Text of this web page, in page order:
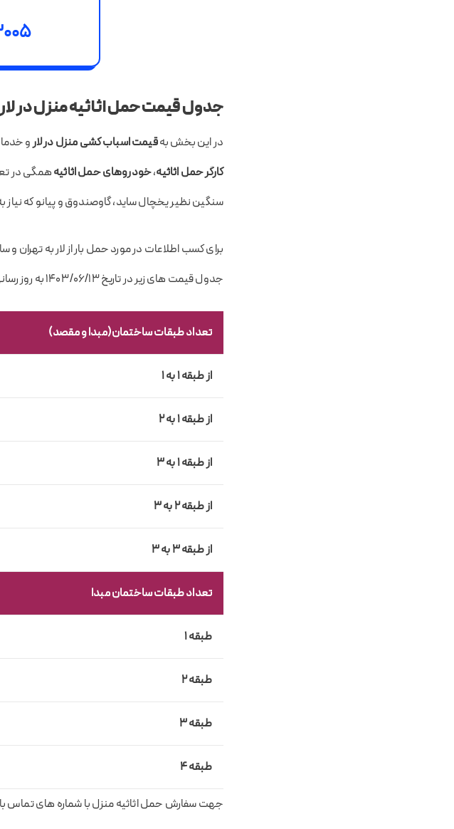
جدول قیمت حمل اثاثیه منزل در لار
در این بخش بهقیمت اسباب کشی منزل در لار و
کارگر حمل اثاثیه،خودروهای حمل اثاثیههمگی در
سنگین نظیر یخچال ساید، گاوصندوق و پیانو که نیاز
برای کسب اطلاعات در مورد حمل بار از لار به
جدول قیمت های زیر در تاریخ ۱۴۰۳/۰۶/۱۳ به روز رسانی شده است.
تعداد طبقات ساختمان(مبدا و مقصد)
از طبقه 1 به 1
از طبقه 1 به 2
از طبقه 1 به 3
از طبقه 2 به 3
از طبقه 3 به 3
تعداد طبقات ساختمان مبدا
طبقه 1
طبقه 2
طبقه 3
طبقه 4
جهت سفارش حمل اثاثیه منزل با شماره های تماس